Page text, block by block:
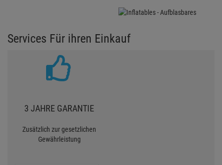
Services Für ihren Einkauf
3 JAHRE GARANTIE
Zusätzlich zur gesetzlichen
Gewährleistung